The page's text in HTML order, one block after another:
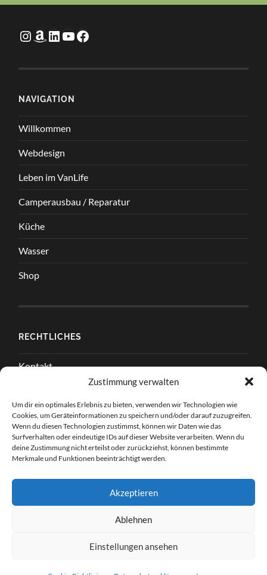
Zustimmung verwalten
Um dir ein optimales Erlebnis zu bieten, verwenden wir Technologien wie
Cookies, um Geräteinformationen zu speichern und/oder darauf zuzugreifen.
Wenn du diesen Technologien zustimmst, können wir Daten wie das
Surfverhalten oder eindeutige IDs auf dieser Website verarbeiten. Wenn du
deine Zustimmung nicht erteilst oder zurückziehst, können bestimmte
Merkmale und Funktionen beeinträchtigt werden.
Akzeptieren
Ablehnen
Einstellungen ansehen
&
Wechselrichter
Travel Hacks
Ebook Wasserfilter
LinkedIn
TravelHacks
Facebook
NAVIGATION
Willkommen
Webdesign
Leben im VanLife
Camperausbau / Reparatur
Küche
Wasser
Shop
RECHTLICHES
Kontakt
Cookie-Richtlinie (EU)
AGB
Datenschutzerklärung